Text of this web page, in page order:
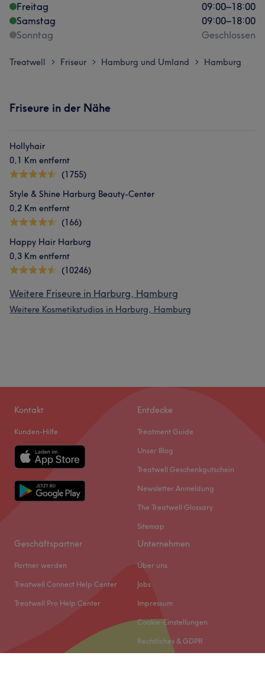
Freitag
09:00–18:00
Samstag
09:00–18:00
Sonntag
Geschlossen
Treatwell > Friseur > Hamburg und Umland > Hamburg
Friseure in der Nähe
Hollyhair
0,1 Km entfernt
(1755)
Style & Shine Harburg Beauty-Center
0,2 Km entfernt
(166)
Happy Hair Harburg
0,3 Km entfernt
(10246)
Weitere Friseure in Harburg, Hamburg
Weitere Kosmetikstudios in Harburg, Hamburg
Kontakt
Kunden-Hilfe
Entdecke
Treatment Guide
Unser Blog
Treatwell Geschenkgutschein
Newsletter Anmeldung
The Treatwell Glossary
Sitemap
Geschäftspartner
Partner werden
Treatwell Connect Help Center
Treatwell Pro Help Center
Unternehmen
Über uns
Jobs
Impressum
Cookie-Einstellungen
Rechtliches & GDPR